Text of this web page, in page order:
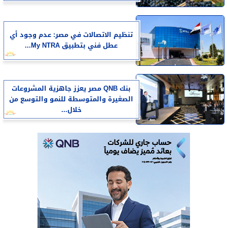
تنظيم الاتصالات في مصر: عدم وجود أي
عطل فني بتطبيق My NTRA...
بنك QNB مصر يعزز جاهزية المشروعات
الصغيرة والمتوسطة للنمو والتوسع من
خلال...